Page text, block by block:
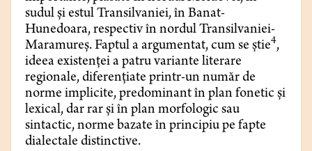
sudul și estul Transilvaniei, în Banat-
Hunedoara, respectiv în nordul Transilvaniei-
Maramureș. Faptul a argumentat, cum se știe4,
ideea existenței a patru variante literare
regionale, diferențiate printr-un număr de
norme implicite, predominant în plan fonetic și
lexical, dar rar și în plan morfologic sau
sintactic, norme bazate în principiu pe fapte
dialectale distinctive.